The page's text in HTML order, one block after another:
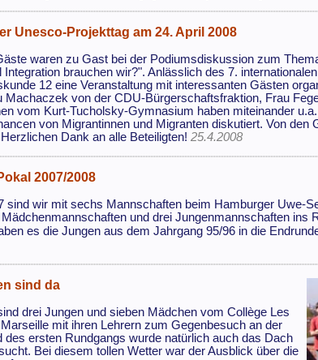
Unesco-Projekttag am 24. April 2008
waren zu Gast bei der Podiumsdiskussion zum
Integration brauchen wir?". Anlässlich des 7.
12 eine Veranstaltung mit interessanten Gästen
Machaczek von der CDU-Bürgerschaftsfraktion, Frau
vom Kurt-Tucholsky-Gymnasium haben miteinander
von Migrantinnen und Migranten diskutiert. Von den
Dank an alle Beteiligten!25.4.2008
2007/2008
sind wir mit sechs Mannschaften beim Hamburger Uwe-
und drei Jungenmannschaften ins
es die Jungen aus dem Jahrgang 95/96 in die
sind da
drei Jungen und sieben Mädchen vom Collège Les
mit ihren Lehrern zum Gegenbesuch an der
des ersten Rundgangs wurde natürlich auch das Dach
Bei diesem tollen Wetter war der Ausblick über die